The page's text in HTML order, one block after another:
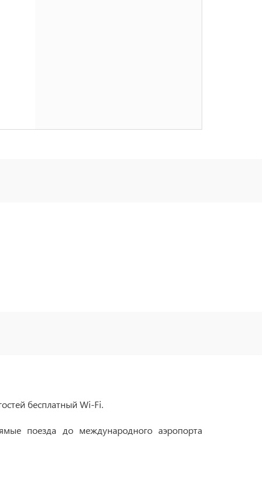
бесплатный Wi-Fi.
поезда до международного аэропорта